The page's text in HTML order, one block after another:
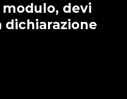
devi
dichiarazione